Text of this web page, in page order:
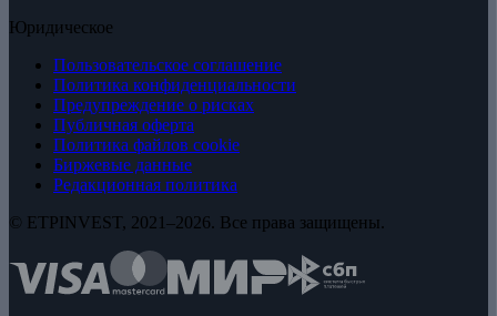
Юридическое
Пользовательское соглашение
Политика конфиденциальности
Предупреждение о рисках
Публичная оферта
Политика файлов cookie
Биржевые данные
Редакционная политика
© ETPINVEST, 2021–2026. Все права защищены.